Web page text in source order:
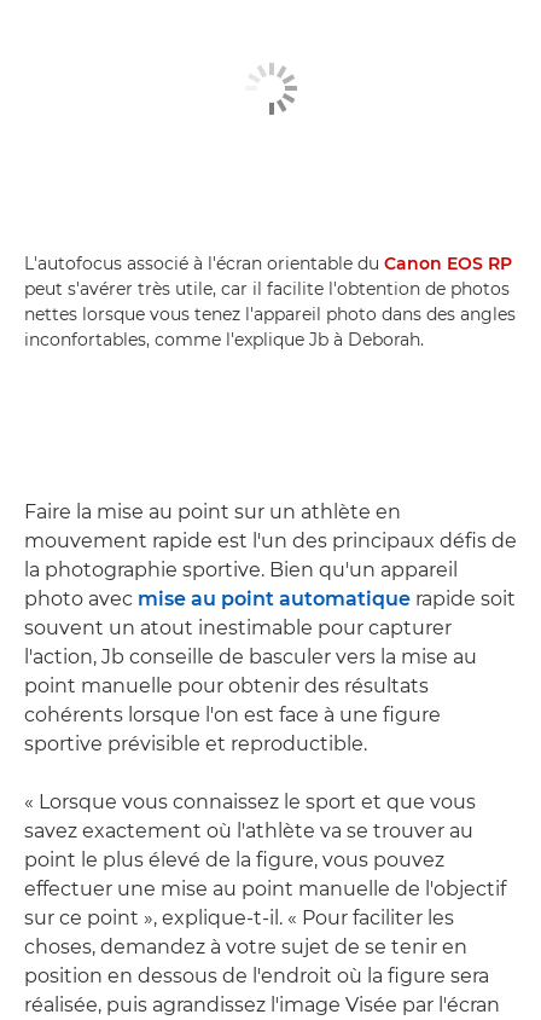
L'autofocus associé à l'écran orientable du Canon EOS RP
peut s'avérer très utile, car il facilite l'obtention de photos
nettes lorsque vous tenez l'appareil photo dans des angles
inconfortables, comme l'explique Jb à Deborah.
Faire la mise au point sur un athlète en
mouvement rapide est l'un des principaux défis de
la photographie sportive. Bien qu'un appareil
photo avec mise au point automatique rapide soit
souvent un atout inestimable pour capturer
l'action, Jb conseille de basculer vers la mise au
point manuelle pour obtenir des résultats
cohérents lorsque l'on est face à une figure
sportive prévisible et reproductible.
« Lorsque vous connaissez le sport et que vous
savez exactement où l'athlète va se trouver au
point le plus élevé de la figure, vous pouvez
effectuer une mise au point manuelle de l'objectif
sur ce point », explique-t-il. « Pour faciliter les
choses, demandez à votre sujet de se tenir en
position en dessous de l'endroit où la figure sera
réalisée, puis agrandissez l'image Visée par l'écran